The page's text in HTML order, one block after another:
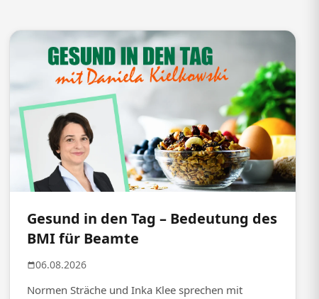
Gesund in den Tag – Bedeutung des
BMI für Beamte
06.08.2026
Normen Sträche und Inka Klee sprechen mit